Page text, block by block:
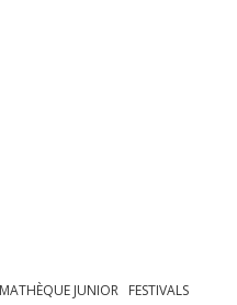
JUNIOR FESTIVALS